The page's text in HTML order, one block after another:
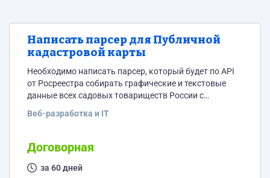
Написать парсер для Публичной
кадастровой карты
Необходимо написать парсер, который будет по API
от Росреестра собирать графические и текстовые
данные всех садовых товариществ России с
систематизировать их и выдавать в виде карты и
которое будет дополнено необходимой информацией
по садовым товариществам. Желательно требуется
разработчик, который имеет отношение к созданию
Веб-разработка и IT
Договорная
за 60 дней